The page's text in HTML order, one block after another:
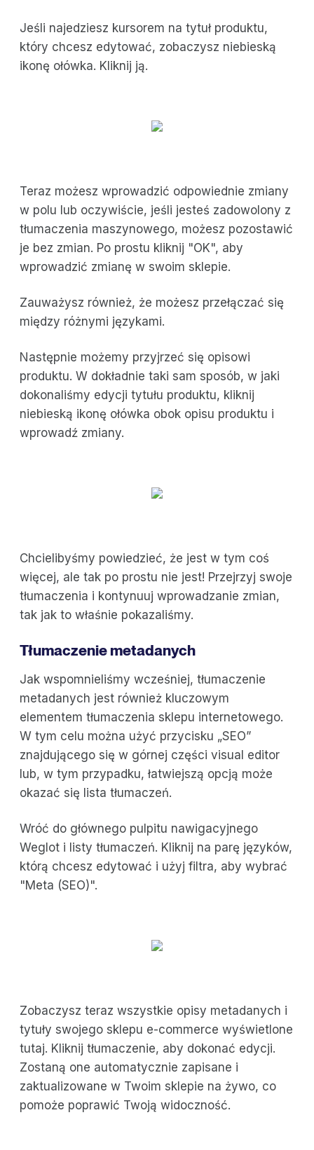
Jeśli najedziesz kursorem na tytuł produktu,
który chcesz edytować, zobaczysz niebieską
ikonę ołówka. Kliknij ją.
Teraz możesz wprowadzić odpowiednie zmiany
w polu lub oczywiście, jeśli jesteś zadowolony z
tłumaczenia maszynowego, możesz pozostawić
je bez zmian. Po prostu kliknij "OK", aby
wprowadzić zmianę w swoim sklepie.
Zauważysz również, że możesz przełączać się
między różnymi językami.
Następnie możemy przyjrzeć się opisowi
produktu. W dokładnie taki sam sposób, w jaki
dokonaliśmy edycji tytułu produktu, kliknij
niebieską ikonę ołówka obok opisu produktu i
wprowadź zmiany.
Chcielibyśmy powiedzieć, że jest w tym coś
więcej, ale tak po prostu nie jest! Przejrzyj swoje
tłumaczenia i kontynuuj wprowadzanie zmian,
tak jak to właśnie pokazaliśmy.
Tłumaczenie metadanych
Jak wspomnieliśmy wcześniej, tłumaczenie
metadanych jest również kluczowym
elementem tłumaczenia sklepu internetowego.
W tym celu można użyć przycisku „SEO”
znajdującego się w górnej części visual editor
lub, w tym przypadku, łatwiejszą opcją może
okazać się lista tłumaczeń.
Wróć do głównego pulpitu nawigacyjnego
Weglot i listy tłumaczeń. Kliknij na parę języków,
którą chcesz edytować i użyj filtra, aby wybrać
"Meta (SEO)".
Zobaczysz teraz wszystkie opisy metadanych i
tytuły swojego sklepu e-commerce wyświetlone
tutaj. Kliknij tłumaczenie, aby dokonać edycji.
Zostaną one automatycznie zapisane i
zaktualizowane w Twoim sklepie na żywo, co
pomoże poprawić Twoją widoczność.